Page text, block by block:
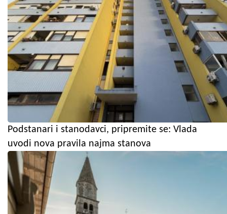
Podstanari i stanodavci, pripremite se: Vlada
uvodi nova pravila najma stanova